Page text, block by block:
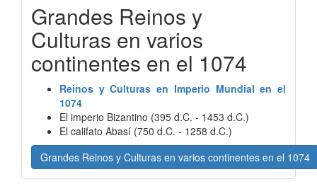
Grandes Reinos y
Culturas en varios
continentes en el 1074
Reinos y Culturas en Imperio Mundial en el
1074
El imperio Bizantino (395 d.C. - 1453 d.C.)
El califato Abasí (750 d.C. - 1258 d.C.)
Grandes Reinos y Culturas en varios continentes en el 1074